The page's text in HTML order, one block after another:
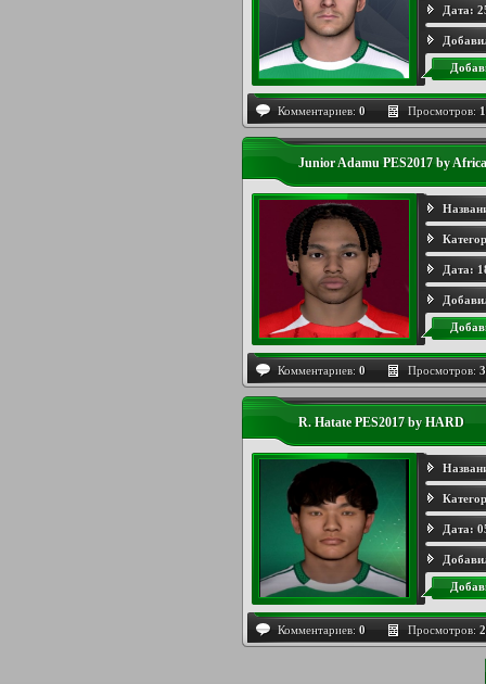
Дата:
Комментариев: 0 Просмотров:
Junior Adamu PES2017 by
Дата:
Комментариев: 0 Просмотров:
R. Hatate PES2017 by HARD
Дата:
Комментариев: 0 Просмотров: